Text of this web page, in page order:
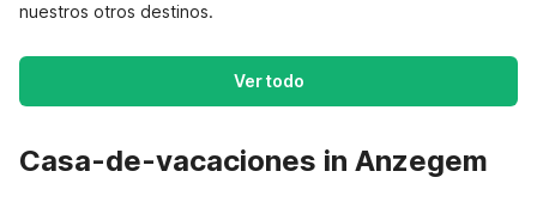
nuestros otros destinos.
Ver todo
Casa-de-vacaciones in Anzegem